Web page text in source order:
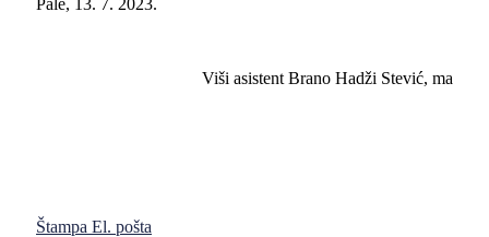
Pale, 13. 7. 2023.
Viši asistent Brano Hadži Stević, ma
Štampa El. pošta